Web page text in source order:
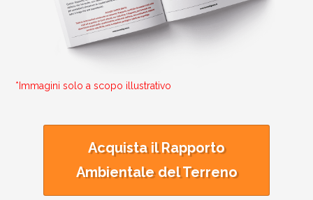
*Immagini solo a scopo illustrativo
Acquista il Rapporto
Ambientale del Terreno